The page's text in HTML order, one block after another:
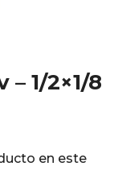
1/2×1/8
en este